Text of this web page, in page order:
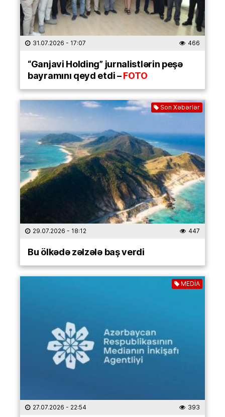
31.07.2026 - 17:07 466
“Ganjavi Holding” jurnalistlərin peşə
bayramını qeyd etdi –FOTO
Son Xəbərlər
29.07.2026 - 18:12 447
Bu ölkədə zəlzələ baş verdi
MEDİA
27.07.2026 - 22:54 393